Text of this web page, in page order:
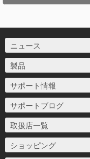
ニュース
製品
サポート情報
サポートブログ
取扱店一覧
ショッピング